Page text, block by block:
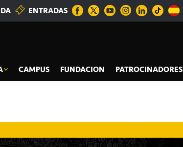
ENTRADAS
CAMPUS FUNDACION
PATROCINADORES